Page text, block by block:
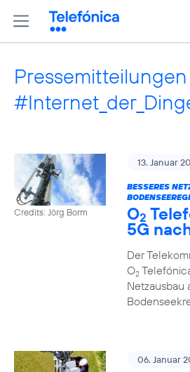
Credits: Jörg Borm
13. Januar
BESSERES
O2
5G
Der
O2
Netzausbau
06. Januar